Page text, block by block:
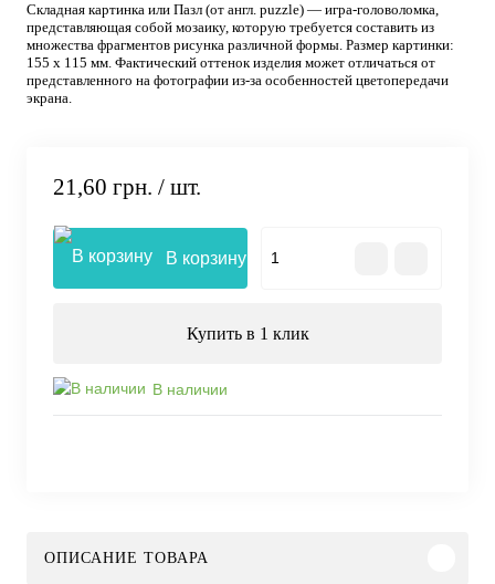
Складная картинка или Пазл (от англ. puzzle) — игра-головоломка,
представляющая собой мозаику, которую требуется составить из
множества фрагментов рисунка различной формы. Размер картинки:
155 х 115 мм. Фактический оттенок изделия может отличаться от
представленного на фотографии из-за особенностей цветопередачи
экрана.
21,60 грн. / шт.
В корзину
Купить в 1 клик
В наличии
ОПИСАНИЕ ТОВАРА